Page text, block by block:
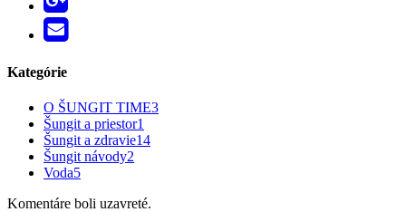
Kategórie
O ŠUNGIT TIME3
Šungit a priestor1
Šungit a zdravie14
Šungit návody2
Voda5
Komentáre boli uzavreté.